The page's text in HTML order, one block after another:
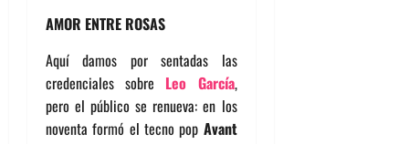
AMOR ENTRE ROSAS
Aquí damos por sentadas las
credenciales sobre Leo García,
pero el público se renueva: en los
noventa formó el tecno pop Avant